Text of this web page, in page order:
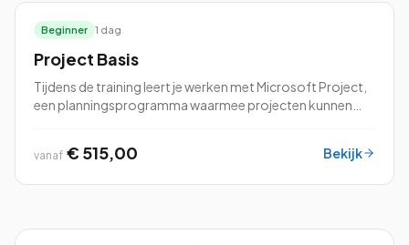
Beginner 1 dag
Project Basis
Tijdens de training leert je werken met Microsoft Project,
een planningsprogramma waarmee projecten kunnen
vanaf € 515,00 Bekijk